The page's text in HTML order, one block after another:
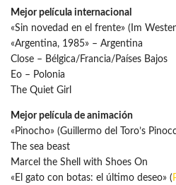
Mejor película internacional
«Sin novedad en el frente» (Im
«Argentina, 1985» – Argentina
Close – Bélgica/Francia/Países Bajos
Eo – Polonia
The Quiet Girl
Mejor película de animación
«Pinocho» (Guillermo del Toro’s
The sea beast
Marcel the Shell with Shoes On
«El gato con botas: el último deseo» (